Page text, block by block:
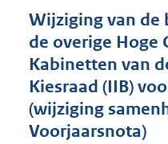
Wijziging van de
de overige Hoge
Kabinetten van
Kiesraad (IIB)
(wijziging
Voorjaarsnota)